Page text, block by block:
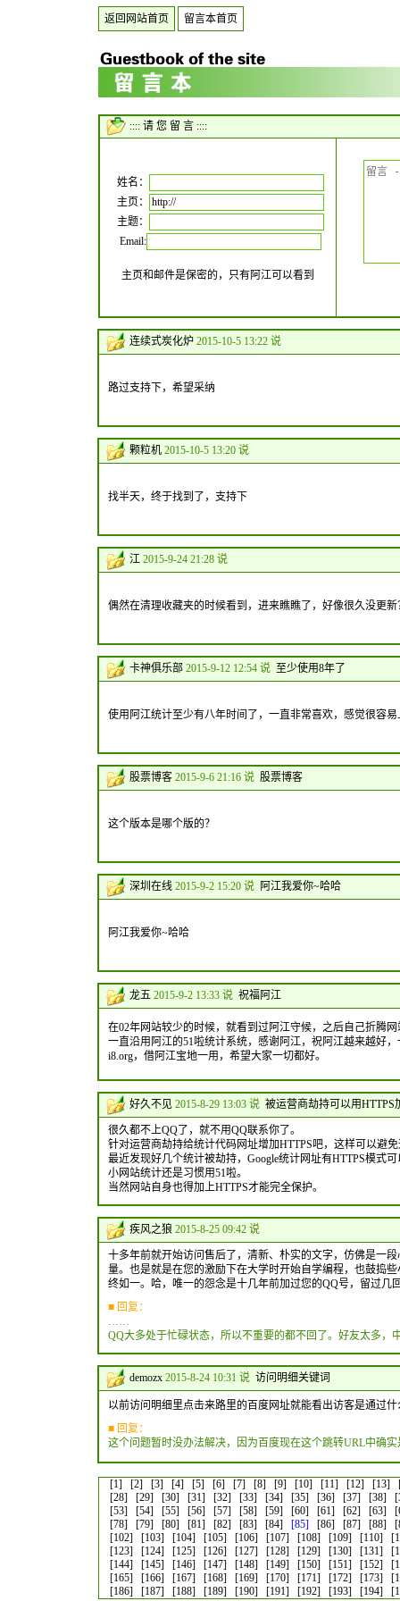
返回网站首页 留言本首页
:::: 请 您 留 言 ::::
姓名：
主页：
主题：
Email:
主页和邮件是保密的，只有阿江可以看到
连续式炭化炉 2015-10-5 13:22 说
路过支持下，希望采纳
颗粒机 2015-10-5 13:20 说
找半天，终于找到了，支持下
江 2015-9-24 21:28 说
偶然在清理收藏夹的时候看到，进来瞧瞧了，好像很久没更新
卡神俱乐部 2015-9-12 12:54 说 至少使用8年了
使用阿江统计至少有八年时间了，一直非常喜欢，感觉很容
股票博客 2015-9-6 21:16 说 股票博客
这个版本是哪个版的？
深圳在线 2015-9-2 15:20 说 阿江我爱你~哈哈
阿江我爱你~哈哈
龙五 2015-9-2 13:33 说 祝福阿江
在02年网站较少的时候，就看到过阿江守候，之后自己折腾
一直沿用阿江的51啦统计系统，感谢阿江，祝阿江越来越好
i8.org，借阿江宝地一用，希望大家一切都好。
好久不见 2015-8-29 13:03 说 被运营商劫持可以用HTTPS
很久都不上QQ了，就不用QQ联系你了。
针对运营商劫持给统计代码网址增加HTTPS吧，这样可以避
最近发现好几个统计被劫持，Google统计网址有HTTPS模式
小网站统计还是习惯用51啦。
当然网站自身也得加上HTTPS才能完全保护。
疾风之狼 2015-8-25 09:42 说
十多年前就开始访问售后了，清新、朴实的文字，仿佛是一
量。也是就是在您的激励下在大学时开始自学编程，也鼓捣
终如一。哈，唯一的怨念是十几年前加过您的QQ号，留过几
■ 回复：
……
QQ大多处于忙碌状态，所以不重要的都不回了。好友太多
demozx 2015-8-24 10:31 说 访问明细关键词
以前访问明细里点击来路里的百度网址就能看出访客是通过
■ 回复：
这个问题暂时没办法解决，因为百度现在这个跳转URL中确
[1] [2] [3] [4] [5] [6] [7] [8] [9] [10] [11] [12] [13]
[28]
[29] [30] [31] [32] [33] [34] [35] [36] [37] [38]
[53]
[54] [55] [56] [57] [58] [59] [60] [61] [62] [63]
[78]
[79] [80] [81] [82] [83] [84] [85] [86] [87] [88]
[102]
[103] [104] [105] [106] [107] [108] [109] [110]
[123]
[124] [125] [126] [127] [128] [129] [130] [131]
[144]
[145] [146] [147] [148] [149] [150] [151] [152]
[165]
[166] [167] [168] [169] [170] [171] [172] [173]
[186]
[187] [188] [189] [190] [191] [192] [193] [194]